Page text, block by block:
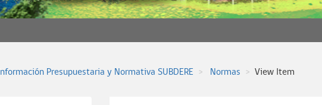
Información Presupuestaria y Normativa SUBDERE Normas View Item